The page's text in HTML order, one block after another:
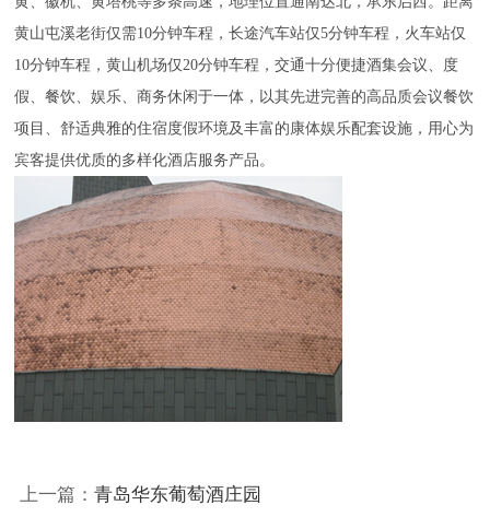
黄山屯溪老街仅需10分钟车程，长途汽车站仅5分钟车程，火车站仅
10分钟车程，黄山机场仅20分钟车程，交通十分便捷酒集会议、度
假、餐饮、娱乐、商务休闲于一体，以其先进完善的高品质会议餐饮
项目、舒适典雅的住宿度假环境及丰富的康体娱乐配套设施，用心为
宾客提供优质的多样化酒店服务产品。
上一篇： 青岛华东葡萄酒庄园